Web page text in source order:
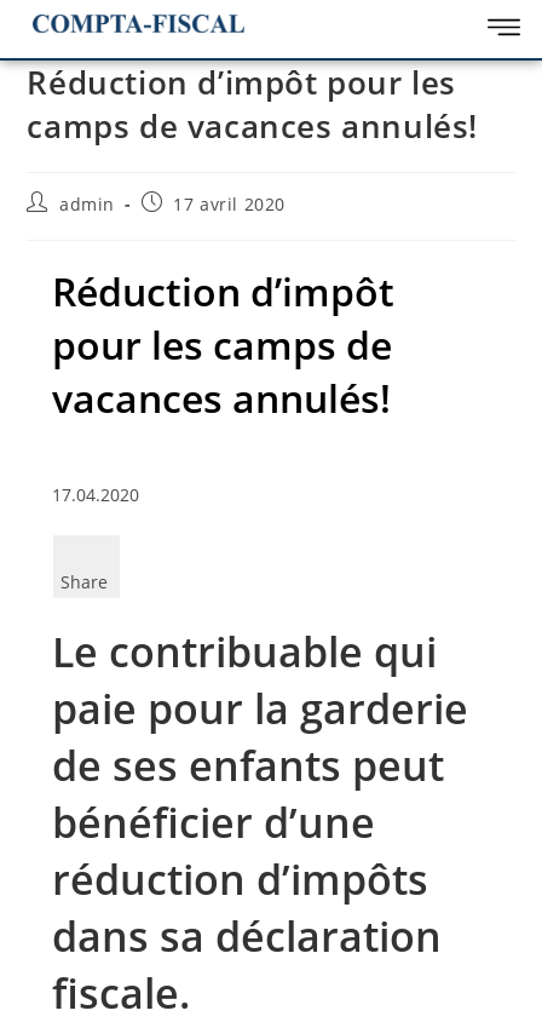
Réduction d’impôt pour les
camps de vacances annulés!
admin 17 avril 2020
Réduction d’impôt
pour les camps de
vacances annulés!
17.04.2020
Share
Le contribuable qui
paie pour la garderie
de ses enfants peut
bénéficier d’une
réduction d’impôts
dans sa déclaration
fiscale.